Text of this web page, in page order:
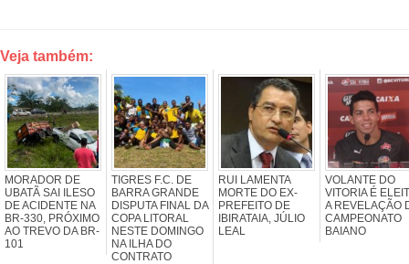
Veja também:
MORADOR DE
UBATÃ SAI ILESO
DE ACIDENTE NA
BR-330, PRÓXIMO
AO TREVO DA BR-
101
TIGRES F.C. DE
BARRA GRANDE
DISPUTA FINAL DA
COPA LITORAL
NESTE DOMINGO
NA ILHA DO
CONTRATO
RUI LAMENTA
MORTE DO EX-
PREFEITO DE
IBIRATAIA, JÚLIO
LEAL
VOLANTE DO
VITORIA É
A REVELAÇÃO
CAMPEONATO
BAIANO